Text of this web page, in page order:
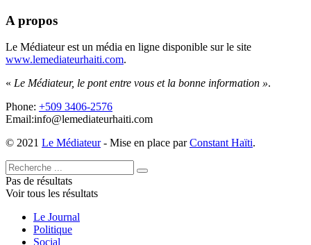
A propos
Le Médiateur est un média en ligne disponible sur le site
www.lemediateurhaiti.com.
« Le Médiateur, le pont entre vous et la bonne information ».
Phone: +509 3406-2576
Email:info@lemediateurhaiti.com
© 2021 Le Médiateur- Mise en place parConstant Haïti.
Pas de résultats
Voir tous les résultats
Le Journal
Politique
Social